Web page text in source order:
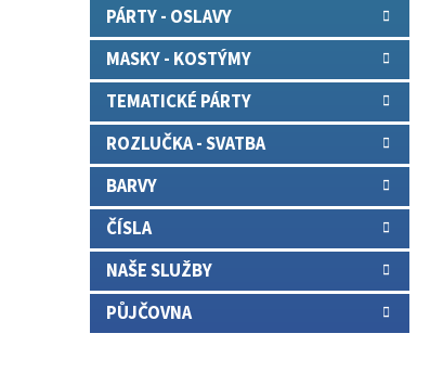
PÁRTY - OSLAVY
MASKY - KOSTÝMY
TEMATICKÉ PÁRTY
ROZLUČKA - SVATBA
BARVY
ČÍSLA
NAŠE SLUŽBY
PŮJČOVNA